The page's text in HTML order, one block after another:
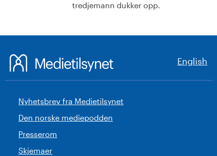
tredjemann dukker opp.
English
Nyhetsbrev fra Medietilsynet
Den norske mediepodden
Presserom
Skjemaer